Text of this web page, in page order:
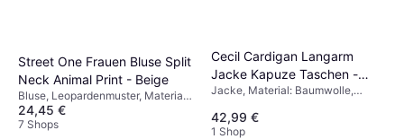
Street One Frauen Bluse Split
Neck Animal Print - Beige
Bluse, Leopardenmuster, Material:
Viskose
24,45 €
7 Shops
Cecil Cardigan Langarm
Jacke Kapuze Taschen -
Braun
Jacke, Material: Baumwolle,
42,99 €
1 Shop